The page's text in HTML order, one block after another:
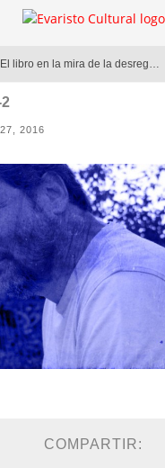
El libro en la mira de la desregulación
Marcelo Rubio | El llovedor
Diego Meret | Hotel Acapulco
Alejandra Correa | La nieve
2016
COMPARTIR: